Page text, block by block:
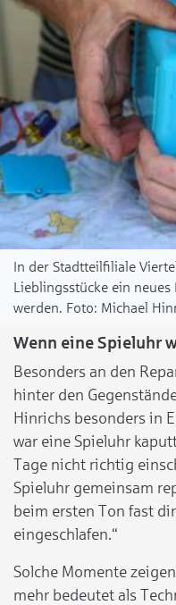
In der Stadtteilfiliale
Lieblingsstücke ein
werden.
Michael
Wenn eine Spieluhr
Besonders an den
hinter den
Hinrichs besonders in
war eine Spieluhr
Tage nicht richtig
Spieluhr gemeinsam
beim ersten Ton fast
eingeschlafen.“
Solche Momente
mehr bedeutet als